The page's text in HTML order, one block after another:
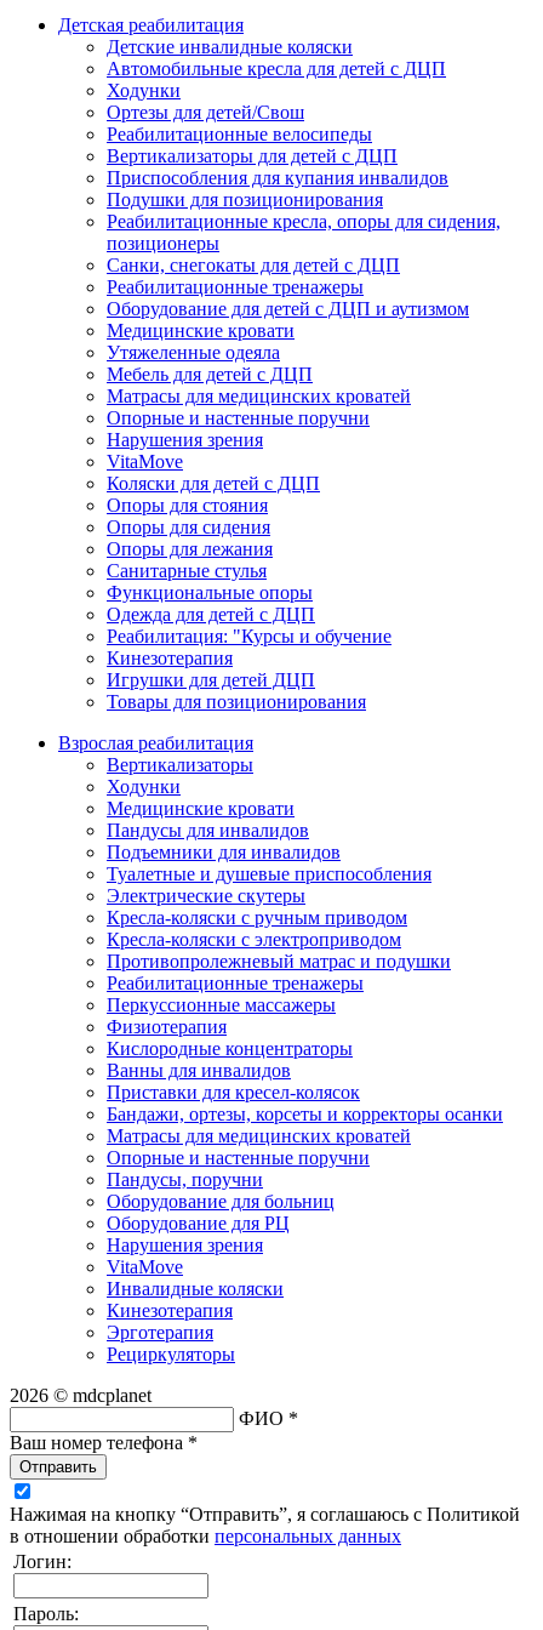
Детская реабилитация
Детские инвалидные коляски
Автомобильные кресла для детей с ДЦП
Ходунки
Ортезы для детей/Свош
Реабилитационные велосипеды
Вертикализаторы для детей с ДЦП
Приспособления для купания инвалидов
Подушки для позиционирования
Реабилитационные кресла, опоры для сидения,
позиционеры
Санки, снегокаты для детей с ДЦП
Реабилитационные тренажеры
Оборудование для детей с ДЦП и аутизмом
Медицинские кровати
Утяжеленные одеяла
Мебель для детей с ДЦП
Матрасы для медицинских кроватей
Опорные и настенные поручни
Нарушения зрения
VitaMove
Коляски для детей с ДЦП
Опоры для стояния
Опоры для сидения
Опоры для лежания
Санитарные стулья
Функциональные опоры
Одежда для детей с ДЦП
Реабилитация: "Курсы и обучение
Кинезотерапия
Игрушки для детей ДЦП
Товары для позиционирования
Взрослая реабилитация
Вертикализаторы
Ходунки
Медицинские кровати
Пандусы для инвалидов
Подъемники для инвалидов
Туалетные и душевые приспособления
Электрические скутеры
Кресла-коляски с ручным приводом
Кресла-коляски с электроприводом
Противопролежневый матрас и подушки
Реабилитационные тренажеры
Перкуссионные массажеры
Физиотерапия
Кислородные концентраторы
Ванны для инвалидов
Приставки для кресел-колясок
Бандажи, ортезы, корсеты и корректоры осанки
Матрасы для медицинских кроватей
Опорные и настенные поручни
Пандусы, поручни
Оборудование для больниц
Оборудование для РЦ
Нарушения зрения
VitaMove
Инвалидные коляски
Кинезотерапия
Эрготерапия
Рециркуляторы
2026 © mdcplanet
ФИО *
Ваш номер телефона *
Отправить
Нажимая на кнопку “Отправить”, я соглашаюсь с Политикой
в отношении обработки персональных данных
Логин:
Пароль: